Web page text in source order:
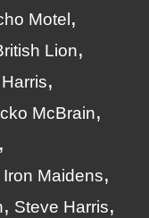
Motel
Lion
McBrain
Maidens
Steve Harris